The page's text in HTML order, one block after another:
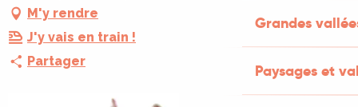
Grandes
Paysages et
M'y rendre
J'y vais en train !
Partager